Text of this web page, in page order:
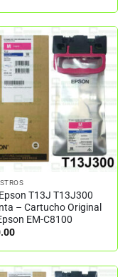
T13J T13J300
– Cartucho Original
EM-C8100